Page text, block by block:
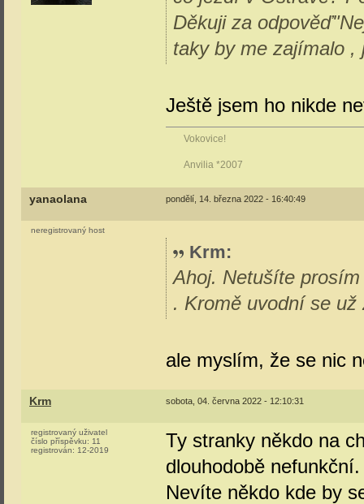
Děkuji za
taky by me zajímalo ,
Ještě jsem ho nikde
Vokovice!
Anvilia *2007
yanaolana pondělí, 14. března 2022 - 16:40:49
neregistrovaný host
Krm:
Ahoj. Netušíte
. Kromě uvodní se
ale myslím, že se nic
Krm sobota, 04. června 2022 - 12:10:31
registrovaný uživatel
číslo příspěvku: 11
registrován: 12-2019
Ty stranky někdo na
dlouhodobě
Nevíte někdo kde by